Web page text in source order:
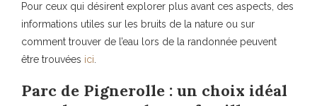
Pour ceux qui désirent explorer plus avant ces aspects, des
informations utiles sur les bruits de la nature ou sur
comment trouver de l’eau lors de la randonnée peuvent
être trouvées ici
Parc de Pignerolle : un choix idéal